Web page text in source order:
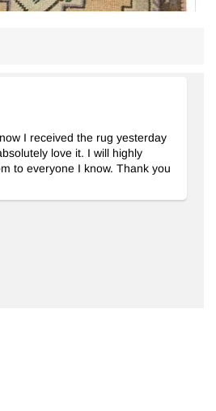
Anudada a Mano
I received the rug yesterday
love it. I will highly
to everyone I know. Thank you